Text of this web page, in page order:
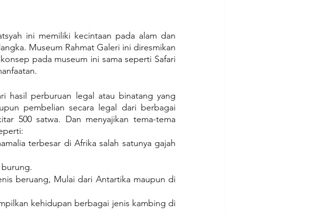
ini memiliki kecintaan pada alam dan
Museum Rahmat Galeri ini diresmikan
pada museum ini sama seperti Safari
hasil perburuan legal atau binatang yang
pembelian secara legal dari berbagai
500 satwa. Dan menyajikan tema-tema
terbesar di Afrika salah satunya gajah
beruang, Mulai dari Antartika maupun di
kehidupan berbagai jenis kambing di